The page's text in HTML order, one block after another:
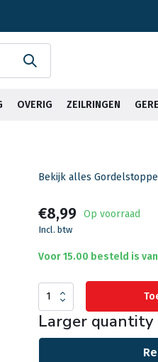
verzonden! Gratis
OVERIG ZEILRINGEN
Bekijk alles
€8,99 Op voorraad
Incl. btw
Voor 15.00 besteld is
Larger quantity